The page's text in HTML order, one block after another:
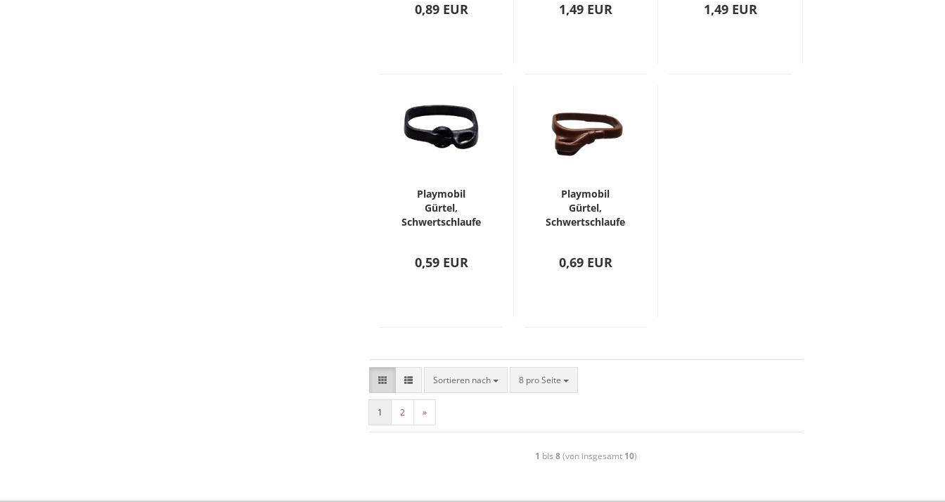
0,89 EUR 1,49 EUR 1,49 EUR
Playmobil
Gürtel,
Schwertschlaufe
0,59 EUR
Playmobil
Gürtel,
Schwertschlaufe
0,69 EUR
Sortieren nach 8 pro Seite
1 2 »
1 bis8(von insgesamt 10)